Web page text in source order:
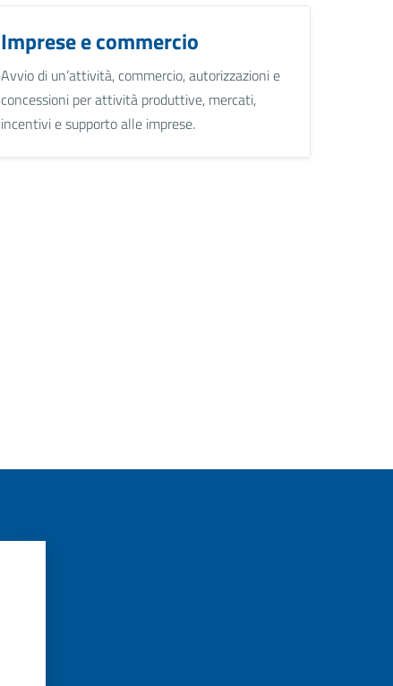
Imprese e commercio
Avvio di un’attività, commercio, autorizzazioni e
concessioni per attività produttive, mercati,
incentivi e supporto alle imprese.